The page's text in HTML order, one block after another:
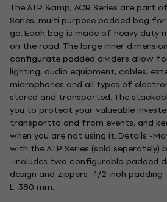
The ATP &amp; ACR Series are part
Series, multi purpose padded bag
go. Each bag is made of heavy duty
on the road. The large inner
configurate padded dividers allow
lighting, audio equipment, cables,
microphones and all types of
stored and transported. The
you to protect your valueable
transportto and from events, and
when you are not using it. Details -
with the ATP Series (sold seperately)
-Includes two configurabla padded
design and zippers -1/2 inch padding
L: 380 mm.